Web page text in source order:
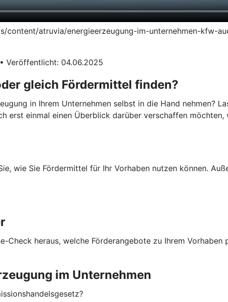
content/atruvia/energieerzeugung-im-unternehmen-kfw-
Veröffentlicht: 04.06.2025
gleich Fördermittel finden?
in Ihrem Unternehmen selbst in die Hand nehmen?
erst einmal einen Überblick darüber verschaffen
wie Sie Fördermittel für Ihr Vorhaben nutzen können.
Check heraus, welche Förderangebote zu Ihrem
im Unternehmen